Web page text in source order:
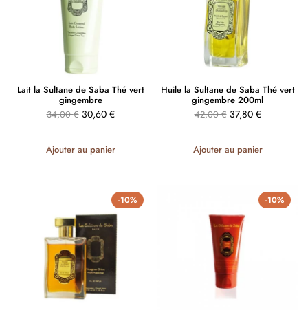
Lait la Sultane de Saba Thé vert
gingembre
34,00€ 30,60 €
Ajouter au panier
Huile la Sultane de Saba Thé vert
gingembre 200ml
42,00€ 37,80 €
Ajouter au panier
-10% -10%